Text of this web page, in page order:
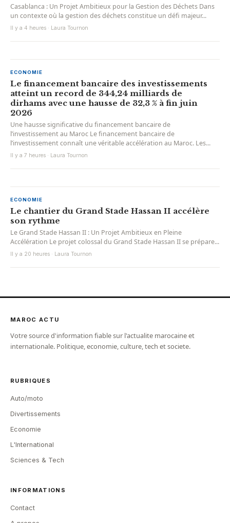
Casablanca : Un Projet Ambitieux pour la Gestion des Déchets Dans
un contexte où la gestion des déchets constitue un défi majeur...
Il y a 4 heures · Laura Tournon
ECONOMIE
Le financement bancaire des investissements
atteint un record de 344,24 milliards de
dirhams avec une hausse de 32,3 % à fin juin
2026
Une hausse significative du financement bancaire de
l’investissement au Maroc Le financement bancaire de
l’investissement connaît une véritable accélération au Maroc. Les...
Il y a 7 heures · Laura Tournon
ECONOMIE
Le chantier du Grand Stade Hassan II accélère
son rythme
Le Grand Stade Hassan II : Un Projet Ambitieux en Pleine
Accélération Le projet colossal du Grand Stade Hassan II se prépare...
Il y a 20 heures · Laura Tournon
MAROC ACTU
Votre source d'information fiable sur l'actualite marocaine et
internationale. Politique, economie, culture, tech et societe.
RUBRIQUES
Auto/moto
Divertissements
Economie
L'International
Sciences & Tech
INFORMATIONS
Contact